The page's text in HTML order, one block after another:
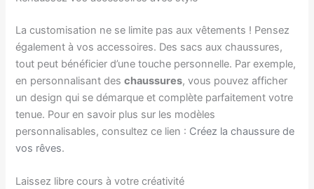
La customisation ne se limite pas aux vêtements ! Pensez
également à vos accessoires. Des sacs aux chaussures,
tout peut bénéficier d’une touche personnelle. Par exemple,
en personnalisant deschaussures, vous pouvez afficher
un design qui se démarque et complète parfaitement votre
tenue. Pour en savoir plus sur les modèles
personnalisables, consultez ce lien : Créez la chaussure de
vos rêves.
Laissez libre cours à votre créativité